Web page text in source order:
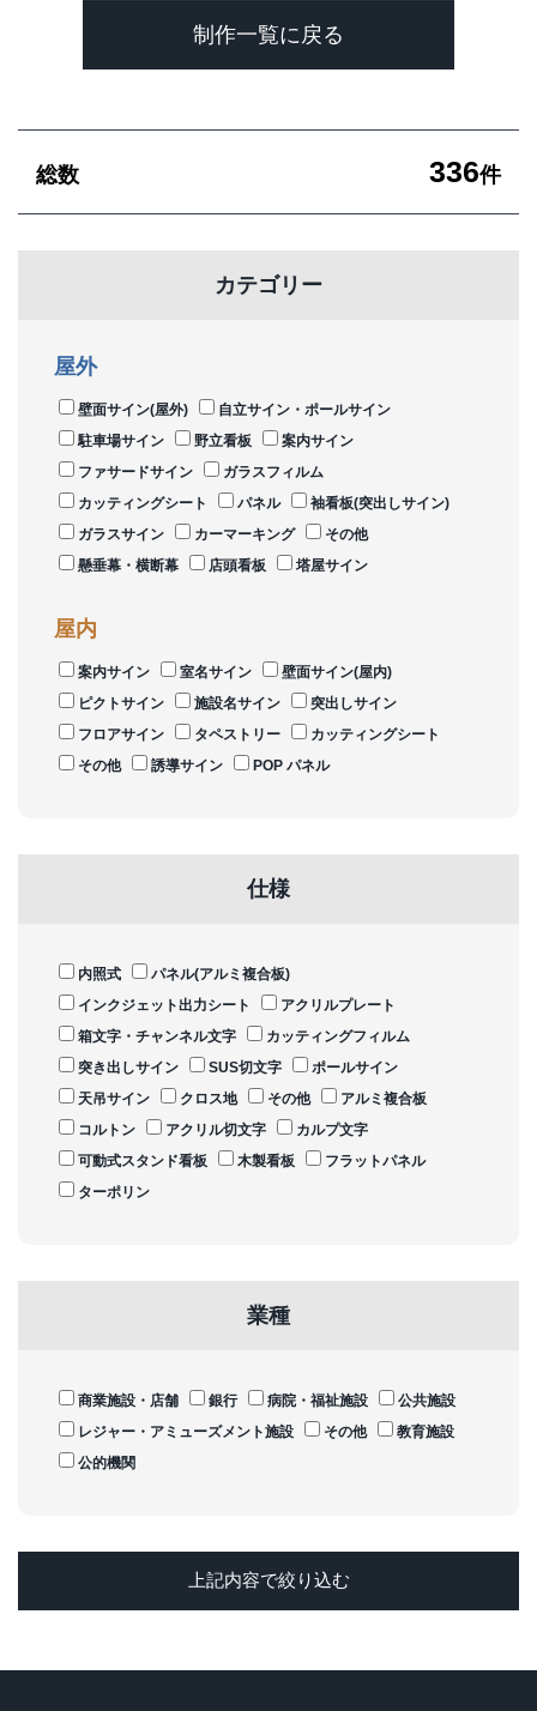
制作一覧に戻る
総数 336件
カテゴリー
屋外
壁面サイン(屋外)
自立サイン・ポールサイン
駐車場サイン
野立看板
案内サイン
ファサードサイン
ガラスフィルム
カッティングシート
パネル
袖看板(突出しサイン)
ガラスサイン
カーマーキング
その他
懸垂幕・横断幕
店頭看板 塔屋サイン
屋内
案内サイン 室名サイン
壁面サイン(屋内)
ピクトサイン
施設名サイン
突出しサイン
フロアサイン
タペストリー
カッティングシート
その他
誘導サイン POP パネル
仕様
内照式
パネル(アルミ複合板)
インクジェット出力シート
アクリルプレート
箱文字・チャンネル文字
カッティングフィルム
突き出しサイン
SUS切文字
ポールサイン
天吊サイン
クロス地 その他
アルミ複合板
コルトン
アクリル切文字
カルプ文字
可動式スタンド看板
木製看板
フラットパネル
ターポリン
業種
商業施設・店舗 銀行 病院・福祉施設
公共施設
レジャー・アミューズメント施設
その他
教育施設
公的機関
上記内容で絞り込む